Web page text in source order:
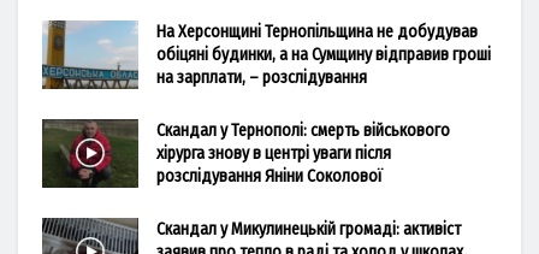
На Херсонщині Тернопільщина не добудував
обіцяні будинки, а на Сумщину відправив гроші
на зарплати, – розслідування
Скандал у Тернополі: смерть військового
хірурга знову в центрі уваги після
розслідування Яніни Соколової
Скандал у Микулинецькій громаді: активіст